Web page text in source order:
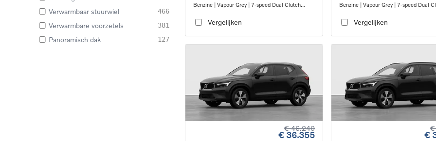
Verwarmbaar stuurwiel 466
Verwarmbare voorzetels 381
Panoramisch dak 127
Benzine | Vapour Grey | 7-speed Dual Clutch
Vergelijken
Benzine | Vapour Grey | 7-speed Dual
Vergelijken
€ 46.240
€ 36.355
€
€